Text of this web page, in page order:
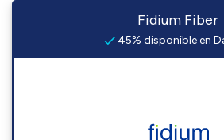
Fidium Fiber
45% disponible en